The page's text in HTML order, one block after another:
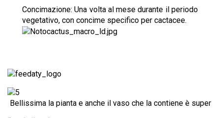
Concimazione: Una volta al mese durante il periodo
vegetativo, con concime specifico per cactacee.
Bellissima la pianta e anche il vaso che la contiene è super